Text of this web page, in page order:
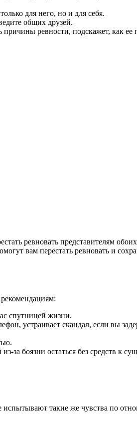
для него, но и для себя.
общих друзей.
ревности, подскажет, как
ревновать представителям
вам перестать ревновать и
спутницей жизни.
устраивает скандал, если вы
за боязни остаться без средств к
испытывают такие же чувства по